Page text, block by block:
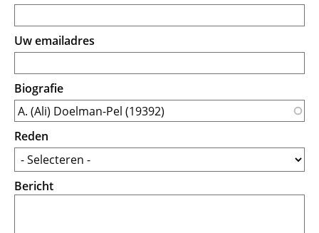
Uw emailadres
Biografie
Reden
Bericht